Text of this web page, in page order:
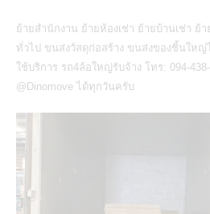
ย้ายสำนักงาน ย้ายห้องเช่า ย้ายบ้านเช่า ย้
ทั่วไป ขนส่งวัสดุก่อสร้าง ขนส่งของชิ้นใหญ่
ใช้บริการ รถ4ล้อใหญ่รับจ้าง โทร: 094-
@Dinomove ได้ทุกวันครับ